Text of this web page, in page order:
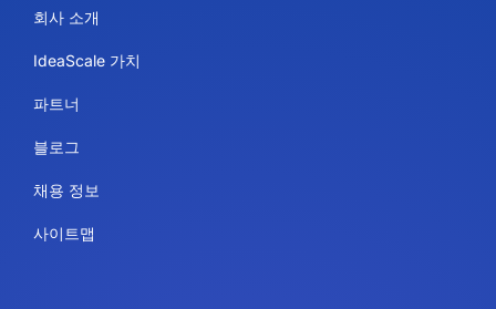
회사 소개
IdeaScale 가치
파트너
블로그
채용 정보
사이트맵